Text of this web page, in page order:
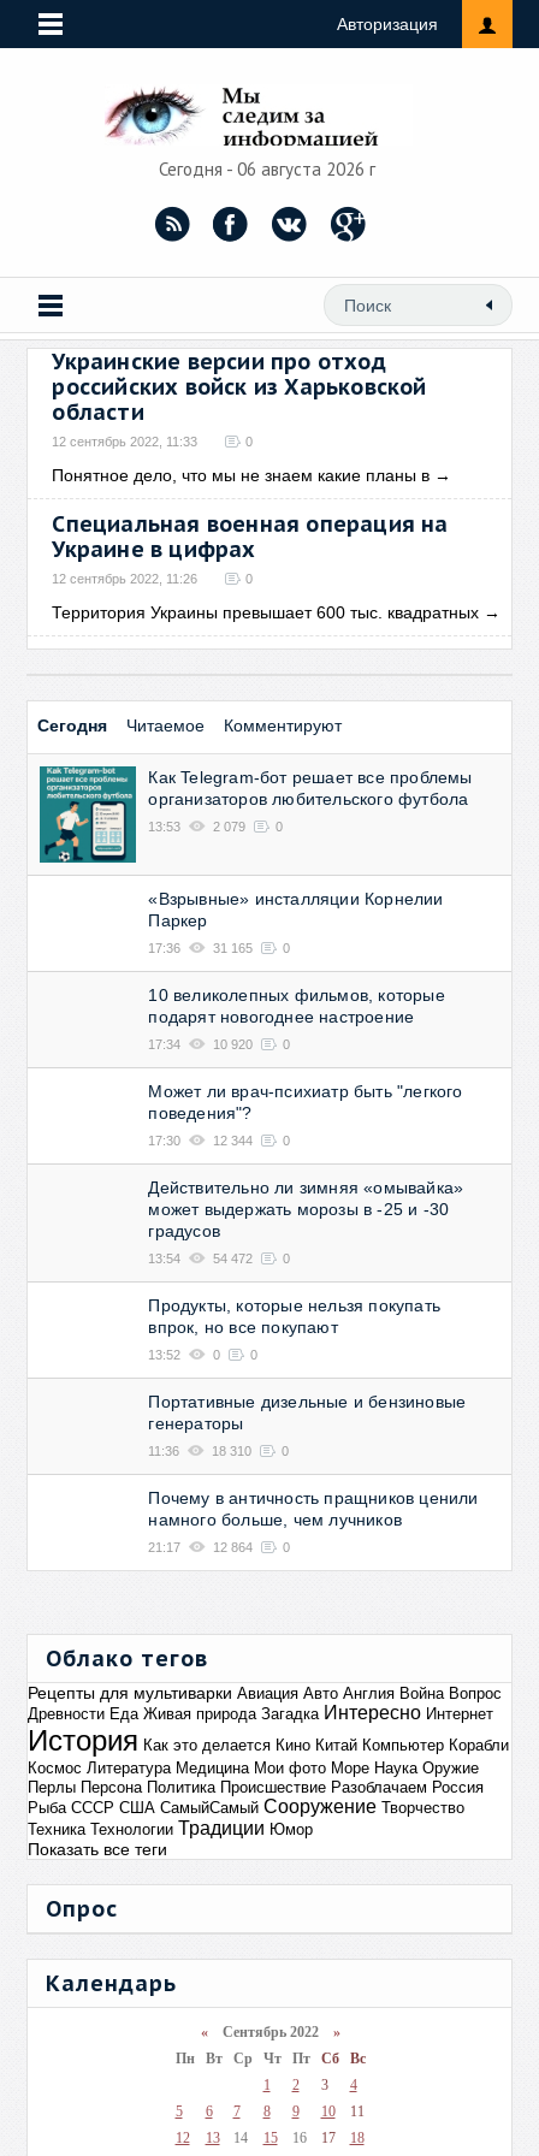
Авторизация
Сегодня - 06 августа 2026 г
Украинские версии про отход
российских войск из Харьковской
области
12 сентябрь 2022, 11:33 0
Понятное дело, что мы не знаем какие планы в →
Специальная военная операция на
Украине в цифрах
12 сентябрь 2022, 11:26 0
Территория Украины превышает 600 тыс. квадратных →
Сегодня Читаемое Комментируют
Как Telegram-бот решает все проблемы
организаторов любительского футбола
13:53 2 079 0
«Взрывные» инсталляции Корнелии
Паркер
17:36 31 165 0
10 великолепных фильмов, которые
подарят новогоднее настроение
17:34 10 920 0
Может ли врач-психиатр быть "легкого
поведения"?
17:30 12 344 0
Действительно ли зимняя «омывайка»
может выдержать морозы в -25 и -30
градусов
13:54 54 472 0
Продукты, которые нельзя покупать
впрок, но все покупают
13:52 0 0
Портативные дизельные и бензиновые
генераторы
11:36 18 310 0
Почему в античность пращников ценили
намного больше, чем лучников
21:17 12 864 0
Облако тегов
Рецепты для мультиварки Авиация Авто Англия Война Вопрос
Древности Еда Живая природа Загадка Интересно Интернет
История Как это делается Кино Китай Компьютер Корабли
Космос Литература Медицина Мои фото Море Наука Оружие
Перлы Персона Политика Происшествие Разоблачаем Россия
Рыба СССР США СамыйСамый Сооружение Творчество
Техника Технологии Традиции Юмор
Показать все теги
Опрос
Календарь
«Сентябрь 2022 »
Пн
Вт Ср Чт Пт Сб
Вс
1
2 3
4
5
6 7 8 9 10
11
12
13 14 15 16 17 18